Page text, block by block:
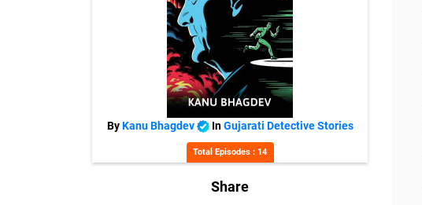
ByKanu Bhagdev InGujarati Detective Stories
Total Episodes : 14
Share